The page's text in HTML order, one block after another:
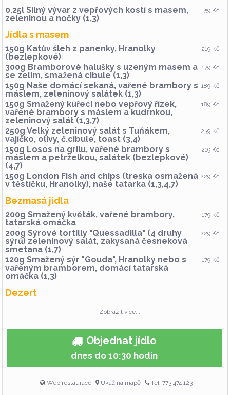
(1,3,7)
400 g Houbové smetanové rizoto sypané
400 g Kuřecí rizoto s kukuřicí a hráškem
sypané sýrem, okurka (7)
400 g Vepřové rizoto po srbsku se sýrem a
okurkou (7,9,12)
Hlavní chod
400 g Penne alla Carbonara s parmezánem
(1,3,7)
vejce, slanina, smetana, česnek
Rozvoz doúčtování
Rozvoz
Rozvoz 39 Kč
Rozvoz
Polévka samostatně 20 Kč
0.25l Silný vývar z vepřových kostí s masem,
zeleninou a nočky (1,3)
59 Kč
Jídla s masem
150g Katův šleh z panenky, Hranolky
(bezlepkové)
219 Kč
300g Bramborové halušky s uzeným masem a
se zelím, smažená cibule (1,3)
179 Kč
150g Naše domácí sekaná, vařené brambory s
máslem, zeleninový salátek (1,3)
189 Kč
150g Smažený kuřecí nebo vepřový řízek,
vařené brambory s máslem a kudrnkou,
zeleninový salát (1,3,7)
189 Kč
250g Velký zeleninový salát s Tuňákem,
vajíčko, olivy, č.cibule, toast (3,4)
239 Kč
150g Losos na grilu, vařené brambory s
máslem a petrželkou, salátek (bezlepkové)
(4,7)
219 Kč
150g London Fish and chips (treska osmažená
v těstíčku, Hranolky), naše tatarka (1,3,4,7)
229 Kč
Bezmasá jídla
200g Smažený květák, vařené brambory,
tatarská omáčka
179 Kč
200g Sýrové tortilly "Quessadilla" (4 druhy
sýrů) zeleninový salát, zakysaná česneková
smetana (1,7)
229 Kč
120g Smažený sýr "Gouda", Hranolky nebo s
vařeným bramborem, domácí tatarská
omáčka (1,3)
179 Kč
Dezert
Přejeme dobré chutnání a příjemný den!
Baleni 10,- děkujeme za pochopení!
Zobrazit více...
Objednat jídlo
dnes do 10:30 hodin
Web restaurace Ukaž na mapě Tel: 773 474 123